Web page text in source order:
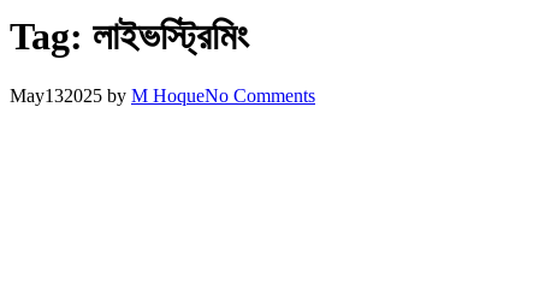
Tag: লাইভস্ট্রিমিং
May132025 by M HoqueNo Comments